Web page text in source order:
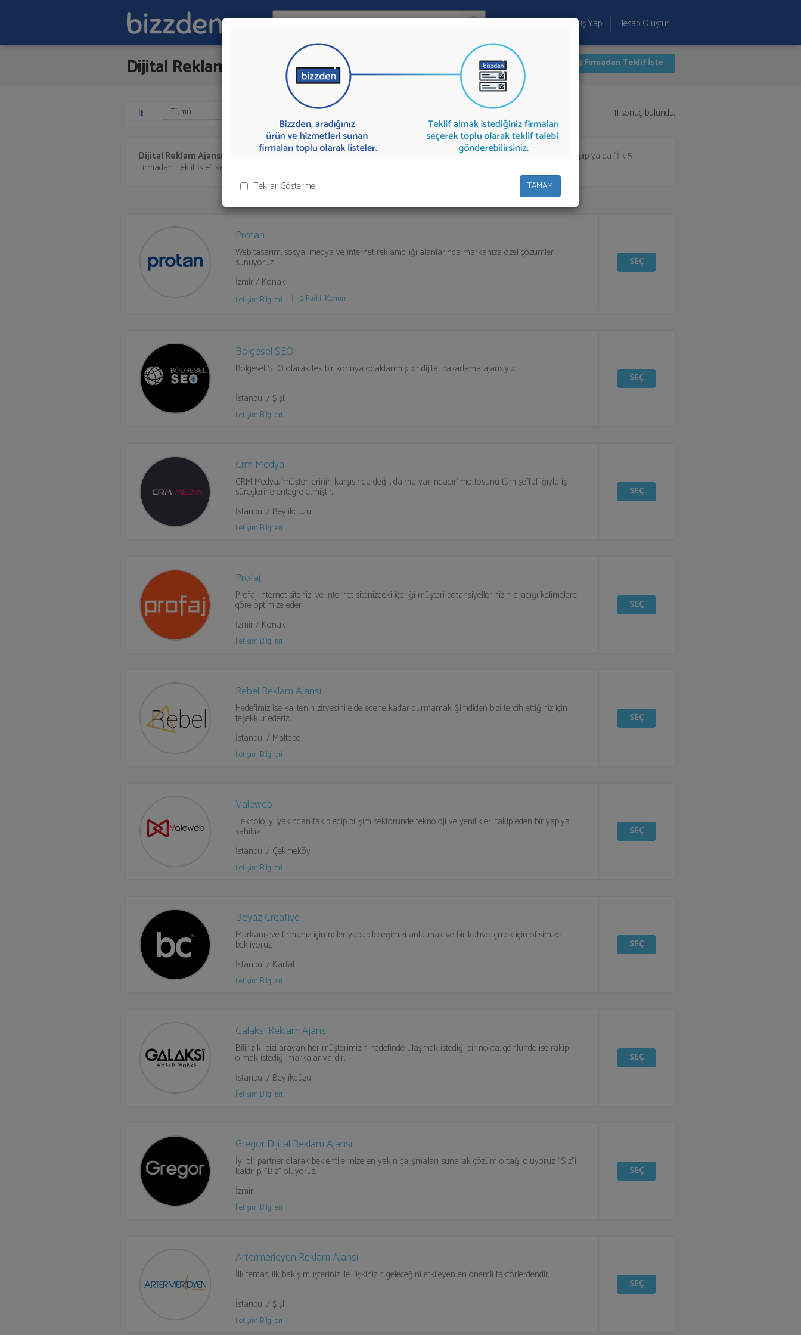
Tekrar Gösterme TAMAM
Ara:
Firma Ekle Giriş Yap Hesap Oluştur
Dijital Reklam Ajansı İlk 5 Firmadan Teklif İste
İl: 11 sonuç bulundu.
Dijital Reklam Ajansı sunan firmalar aşağıda listelenmektedir.Dijital Reklam Ajansı
teklifi almak için listeden seçim yapıp ya da "İlk 5
Firmadan Teklif İste" kısmından toplu olarak teklif talebinizi firmalara aktarabilirsiniz.
Protan
Web tasarım, sosyal medya ve internet reklamcılığı alanlarında markanıza özel çözümler
sunuyoruz.
İzmir / Konak
İletişim Bilgileri 2 Farklı Konum
SEÇ
Bölgesel SEO
Bölgesel SEO olarak tek bir konuya odaklanmış bir dijital pazarlama ajansıyız.
İstanbul / Şişli
İletişim Bilgileri
SEÇ
Crm Medya
CRM Medya, ‘müşterilerinin karşısında değil, daima yanındadır’ mottosunu tüm şeffaflığıyla iş
süreçlerine entegre etmiştir.
İstanbul / Beylikdüzü
İletişim Bilgileri
SEÇ
Profaj
Profaj internet sitenizi ve internet sitenizdeki içeriği müşteri potansiyellerinizin aradığı kelimelere
göre optimize eder.
İzmir / Konak
İletişim Bilgileri
SEÇ
Rebel Reklam Ajansı
Hedefimiz ise kalitenin zirvesini elde edene kadar durmamak. Şimdiden bizi tercih ettiğiniz için
teşekkür ederiz.
İstanbul / Maltepe
İletişim Bilgileri
SEÇ
Valeweb
Teknolojiyi yakından takip edip bilişim sektöründe teknoloji ve yenilikleri takip eden bir yapıya
sahibiz.
İstanbul / Çekmeköy
İletişim Bilgileri
SEÇ
Beyaz Creative
Markanız ve firmanız için neler yapabileceğimizi anlatmak ve bir kahve içmek için ofisimize
bekliyoruz.
İstanbul / Kartal
İletişim Bilgileri
SEÇ
Galaksi Reklam Ajansı
Biliriz ki bizi arayan her müşterimizin hedefinde ulaşmak istediği bir nokta, gönlünde ise rakip
olmak istediği markalar vardır..
İstanbul / Beylikdüzü
İletişim Bilgileri
SEÇ
Gregor Dijital Reklam Ajansı
İyi bir partner olarak beklentilerinize en yakın çalışmaları sunarak çözüm ortağı oluyoruz. "Siz"i
kaldırıp, "Biz" oluyoruz.
İzmir
İletişim Bilgileri
SEÇ
Artermeridyen Reklam Ajansı
İlk temas, ilk bakış müşteriniz ile ilişkinizin geleceğini etkileyen en önemli faktörlerdendir.
İstanbul / Şişli
İletişim Bilgileri
SEÇ